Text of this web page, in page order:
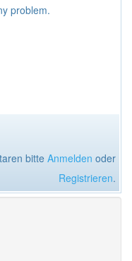
problem.
bitte Anmelden oder
Registrieren.